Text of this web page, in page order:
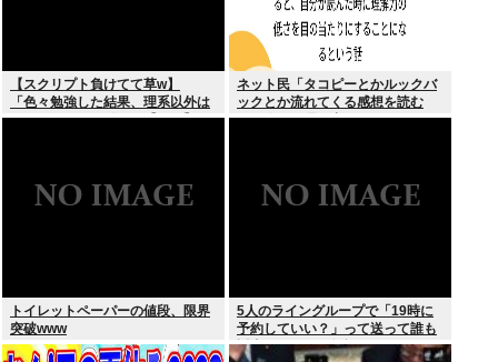
【スクリプト負けてて草w】
「色々勉強した結果、理系以外は
エラー品だと気付いた【ガチ】」
ネット民「タコピーとかルックバ
ックとか流れてくる感想を読む
と、俺って理解力低すぎ！？ って
トイレットペーパーの値段、限界
突破www
5人のライングループで「19時に
予約していい？」って送って誰も
返事しないから無視でいいよね？